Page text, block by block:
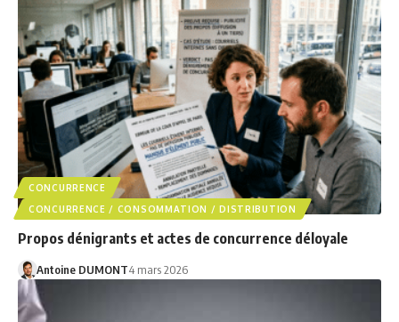
CONCURRENCE
CONCURRENCE / CONSOMMATION / DISTRIBUTION
Propos dénigrants et actes de concurrence déloyale
Antoine DUMONT4 mars 2026